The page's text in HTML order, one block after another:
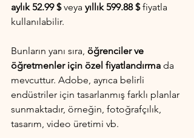
aylık 52.99 $ veya yıllık 599.88 $ fiyatla
kullanılabilir.
Bunların yanı sıra, öğrenciler ve
öğretmenler için özel fiyatlandırma da
mevcuttur. Adobe, ayrıca belirli
endüstriler için tasarlanmış farklı planlar
sunmaktadır, örneğin, fotoğrafçılık,
tasarım, video üretimi vb.